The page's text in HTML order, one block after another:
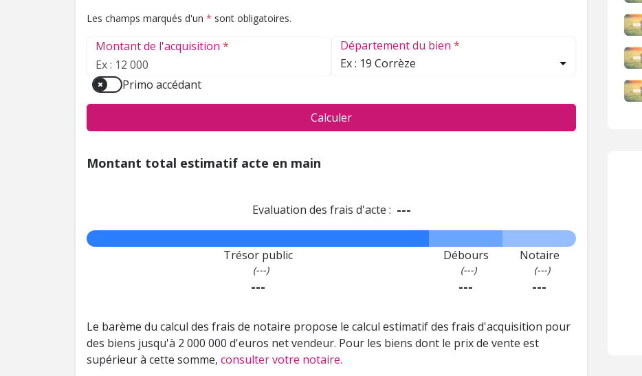
Les champs marqués d'un * astérisque
sont obligatoires.
Montant de l'acquisition * Département du bien *
Ex : 19 Corrèze
Primo accédant
Calculer
Montant total estimatif acte en main
Evaluation des frais d'acte : ---
Trésor public
(---)
---
Débours
(---)
---
Notaire
(---)
---
Le barème du calcul des frais de notaire propose le calcul estimatif des frais d'acquisition pour
des biens jusqu'à 2 000 000 d'euros net vendeur. Pour les biens dont le prix de vente est
supérieur à cette somme, consulter votre notaire.